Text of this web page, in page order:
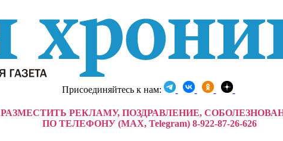
Присоединяйтесь к нам:
РАЗМЕСТИТЬ РЕКЛАМУ, ПОЗДРАВЛЕНИЕ,
ПО ТЕЛЕФОНУ (MAX, Telegram) 8-922-87-26-626